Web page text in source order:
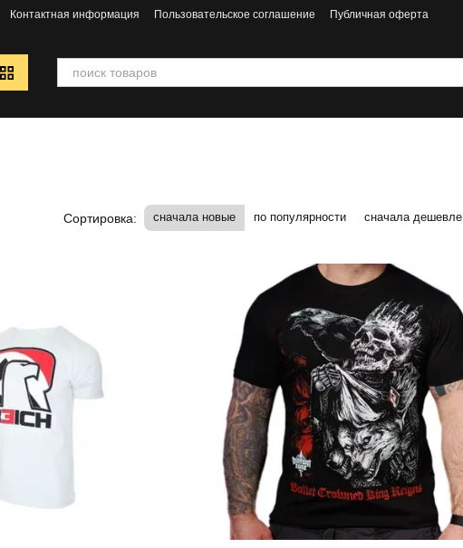
Контактная информация Пользовательское соглашение Публичная оферта
Сортировка: сначала новые по популярности сначала дешевле